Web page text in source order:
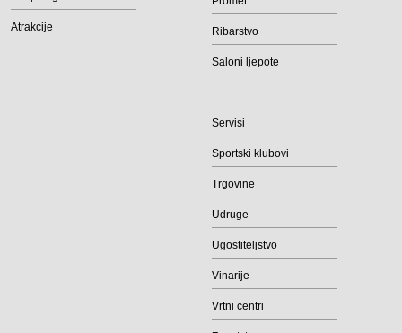
Atrakcije Ribarstvo
Saloni ljepote
Servisi
Sportski klubovi
Trgovine
Udruge
Ugostiteljstvo
Vinarije
Vrtni centri